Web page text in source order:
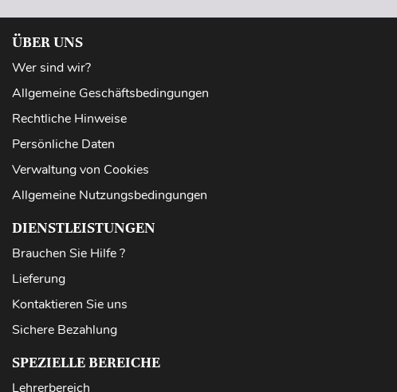
ÜBER UNS
Wer sind wir?
Allgemeine Geschäftsbedingungen
Rechtliche Hinweise
Persönliche Daten
Verwaltung von Cookies
Allgemeine Nutzungsbedingungen
DIENSTLEISTUNGEN
Brauchen Sie Hilfe ?
Lieferung
Kontaktieren Sie uns
Sichere Bezahlung
SPEZIELLE BEREICHE
Lehrerbereich